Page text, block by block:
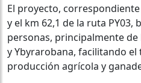
El proyecto,
y el km 62,1 de la ruta PY03,
personas, principalmente de
y Ybyrarobana, facilitando
producción agrícola y